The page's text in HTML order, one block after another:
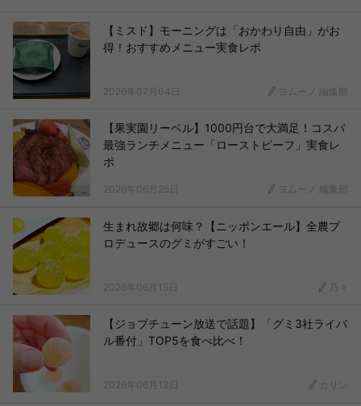
【ミスド】モーニングは「おかわり自由」がお
得！おすすめメニュー実食レポ
2026年07月04日 ヨムーノ 編集部
【果実園リーベル】1000円台で大満足！コスパ
最強ランチメニュー「ローストビーフ」実食レ
ポ
2026年06月25日 ヨムーノ 編集部
生まれ故郷は何味？【ニッポンエール】全農プ
ロデュースのグミがすごい！
2026年06月15日 乃々
【ジョブチューン放送で話題】「グミ3社ライバ
ル番付」TOP5を食べ比べ！
2026年06月13日 カリン